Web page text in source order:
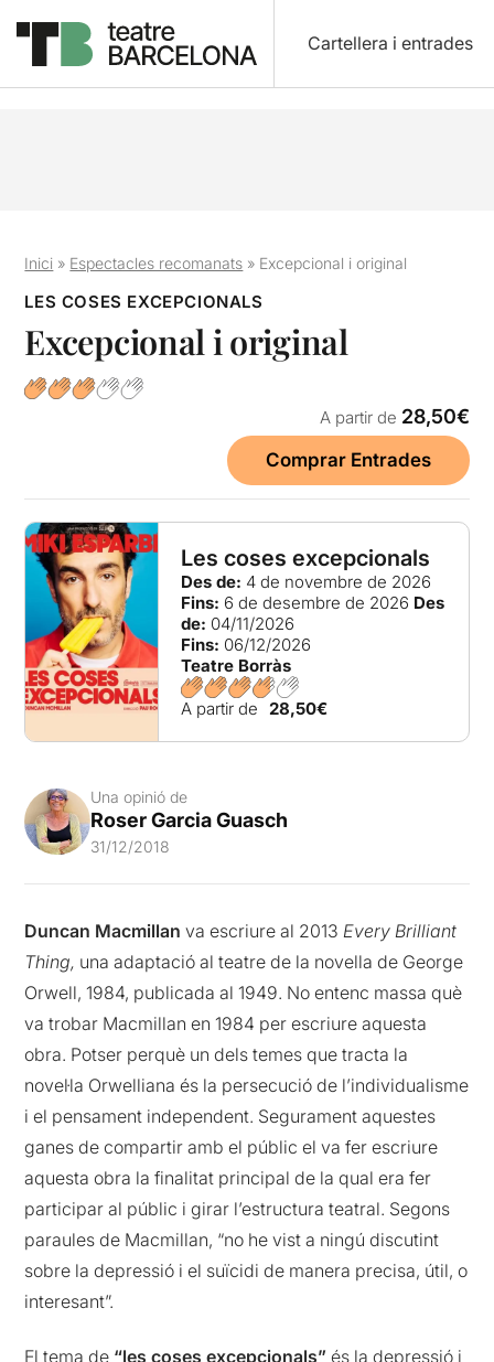
Cartellera i entrades
Inici » Espectacles recomanats » Excepcional i original
LES COSES EXCEPCIONALS
Excepcional i original
A partir de 28,50€
Comprar Entrades
Les coses excepcionals
Des de: 4 de novembre de 2026
Fins: 6 de desembre de 2026 Des
de: 04/11/2026
Fins: 06/12/2026
Teatre Borràs
A partir de 28,50€
Una opinió de
Roser Garcia Guasch
31/12/2018
Duncan Macmillan va escriure al 2013Every Brilliant
Thing, una adaptació al teatre de la novella de George
Orwell, 1984, publicada al 1949. No entenc massa què
va trobar Macmillan en 1984 per escriure aquesta
obra. Potser perquè un dels temes que tracta la
novel·la Orwelliana és la persecució de l’individualisme
i el pensament independent. Segurament aquestes
ganes de compartir amb el públic el va fer escriure
aquesta obra la finalitat principal de la qual era fer
participar al públic i girar l’estructura teatral. Segons
paraules de Macmillan, “no he vist a ningú discutint
sobre la depressió i el suïcidi de manera precisa, útil, o
interesant”.
El tema de “les coses excepcionals” és la depressió i